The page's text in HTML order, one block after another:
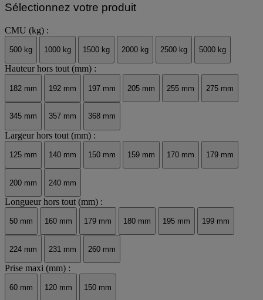
Sélectionnez votre produit
CMU (kg) :
500 kg 1000 kg 1500 kg 2000 kg 2500 kg 5000 kg
Hauteur hors tout (mm) :
182 mm 192 mm 197 mm 205 mm 255 mm 275 mm
345 mm 357 mm 368 mm
Largeur hors tout (mm) :
125 mm 140 mm 150 mm 159 mm 170 mm 179 mm
200 mm 240 mm
Longueur hors tout (mm) :
50 mm 160 mm 179 mm 180 mm 195 mm 199 mm
224 mm 231 mm 260 mm
Prise maxi (mm) :
60 mm 120 mm 150 mm